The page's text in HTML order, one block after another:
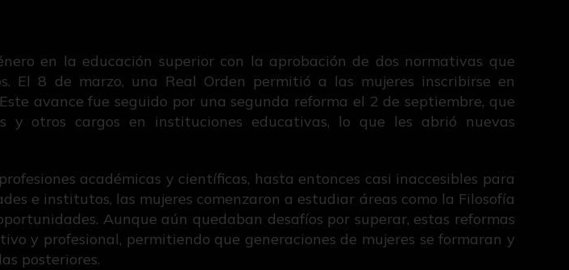
en la educación superior con la aprobación de dos normativas que
El 8 de marzo, una Real Orden permitió a las mujeres inscribirse en
avance fue seguido por una segunda reforma el 2 de septiembre, que
otros cargos en instituciones educativas, lo que les abrió nuevas
académicas y científicas, hasta entonces casi inaccesibles para
e institutos, las mujeres comenzaron a estudiar áreas como la Filosofía
Aunque aún quedaban desafíos por superar, estas reformas
y profesional, permitiendo que generaciones de mujeres se formaran y
posteriores.